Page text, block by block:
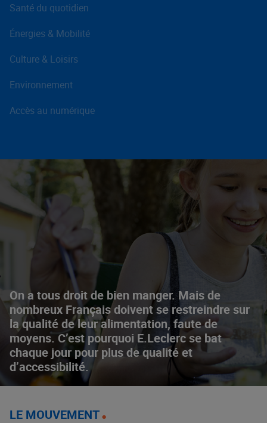
On a tous droit de bien manger. Mais de
nombreux Français doivent se restreindre sur
la qualité de leur alimentation, faute de
moyens. C’est pourquoi E.Leclerc se bat
chaque jour pour plus de qualité et
d’accessibilité.
Santé du quotidien
Énergies & Mobilité
Culture & Loisirs
Environnement
Accès au numérique
LE MOUVEMENT